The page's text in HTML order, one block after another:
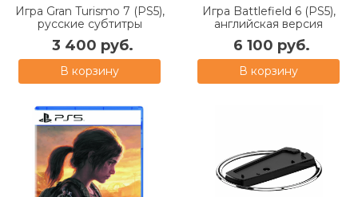
Игра Gran Turismo 7 (PS5),
русские субтитры
3 400 руб.
В корзину
Игра Battlefield 6 (PS5),
английская версия
6 100 руб.
В корзину